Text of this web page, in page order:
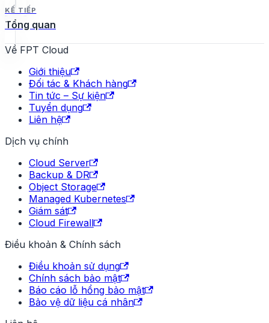
KẾ TIẾP
Tổng quan
Về FPT Cloud
Giới thiệu
Đối tác & Khách hàng
Tin tức – Sự kiện
Tuyển dụng
Liên hệ
Dịch vụ chính
Cloud Server
Backup & DR
Object Storage
Managed Kubernetes
Giám sát
Cloud Firewall
Điều khoản & Chính sách
Điều khoản sử dụng
Chính sách bảo mật
Báo cáo lỗ hổng bảo mật
Bảo vệ dữ liệu cá nhân